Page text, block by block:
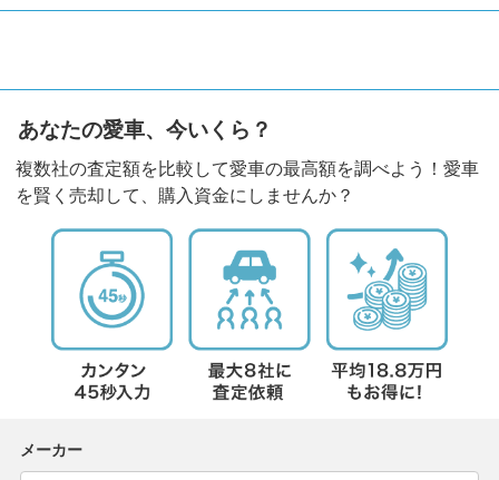
あなたの愛車、今いくら？
複数社の査定額を比較して愛車の最高額を調べよう！愛車
を賢く売却して、購入資金にしませんか？
メーカー